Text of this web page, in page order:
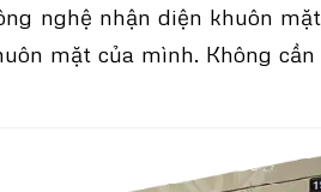
nghệ nhận diện khuôn
mặt của mình. Không